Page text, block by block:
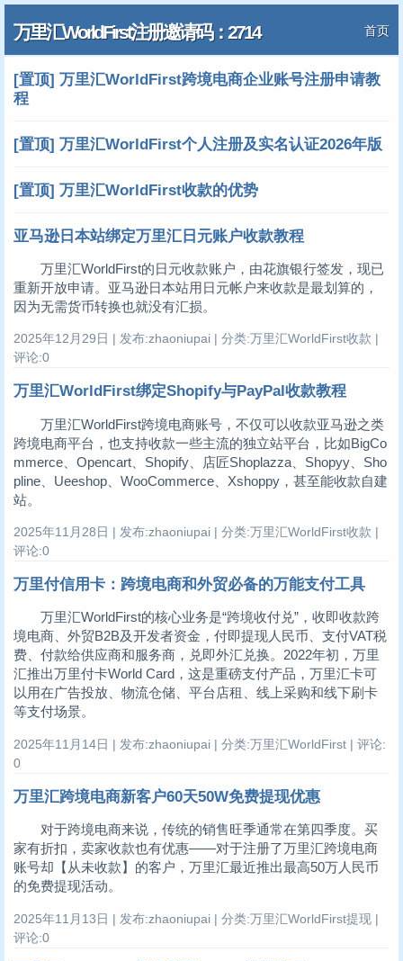
万里汇WorldFirst注册邀请码：2714 首页
[置顶] 万里汇WorldFirst跨境电商企业账号注册申请教
程
[置顶] 万里汇WorldFirst个人注册及实名认证2026年版
[置顶] 万里汇WorldFirst收款的优势
亚马逊日本站绑定万里汇日元账户收款教程
万里汇WorldFirst的日元收款账户，由花旗银行签发，现已
重新开放申请。亚马逊日本站用日元帐户来收款是最划算的，
因为无需货币转换也就没有汇损。
2025年12月29日 | 发布:zhaoniupai | 分类:万里汇WorldFirst收款 |
评论:0
万里汇WorldFirst绑定Shopify与PayPal收款教程
万里汇WorldFirst跨境电商账号，不仅可以收款亚马逊之类
跨境电商平台，也支持收款一些主流的独立站平台，比如BigCo
mmerce、Opencart、Shopify、店匠Shoplazza、Shopyy、Sho
pline、Ueeshop、WooCommerce、Xshoppy，甚至能收款自建
站。
2025年11月28日 | 发布:zhaoniupai | 分类:万里汇WorldFirst收款 |
评论:0
万里付信用卡：跨境电商和外贸必备的万能支付工具
万里汇WorldFirst的核心业务是“跨境收付兑”，收即收款跨
境电商、外贸B2B及开发者资金，付即提现人民币、支付VAT税
费、付款给供应商和服务商，兑即外汇兑换。2022年初，万里
汇推出万里付卡World Card，这是重磅支付产品，万里汇卡可
以用在广告投放、物流仓储、平台店租、线上采购和线下刷卡
等支付场景。
2025年11月14日 | 发布:zhaoniupai | 分类:万里汇WorldFirst | 评论:
0
万里汇跨境电商新客户60天50W免费提现优惠
对于跨境电商来说，传统的销售旺季通常在第四季度。买
家有折扣，卖家收款也有优惠——对于注册了万里汇跨境电商
账号却【从未收款】的客户，万里汇最近推出最高50万人民币
的免费提现活动。
2025年11月13日 | 发布:zhaoniupai | 分类:万里汇WorldFirst提现 |
评论:0